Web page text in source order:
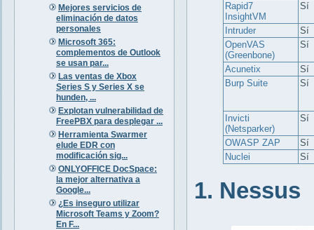
Mejores servicios de
eliminación de datos
personales
Microsoft 365:
complementos de Outlook
se usan par...
Las ventas de Xbox
Series S y Series X se
hunden, ...
Explotan vulnerabilidad de
FreePBX para desplegar ...
Herramienta Swarmer
elude EDR con
modificación sig...
ONLYOFFICE DocSpace:
la mejor alternativa a
Google...
¿Es inseguro utilizar
Microsoft Teams y Zoom?
En F...
Rapid7
InsightVM
Sí
Intruder
Sí
OpenVAS
(Greenbone)
Sí
Acunetix
Sí
Burp Suite
Sí
Invicti
(Netsparker)
Sí
OWASP ZAP
Sí
Nuclei
Sí
1. Nessus